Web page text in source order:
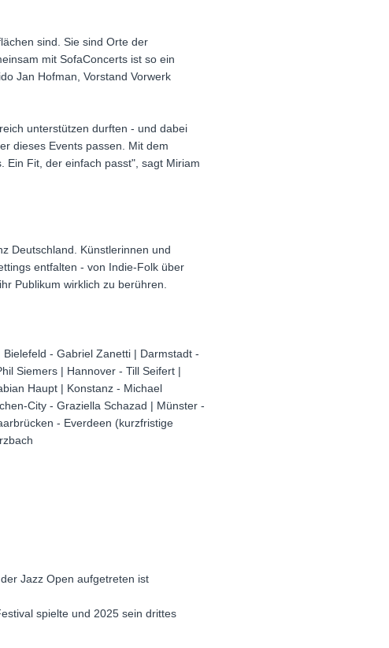
sind. Sie sind Orte der
mit SofaConcerts ist so ein
Jan Hofman, Vorstand Vorwerk
unterstützen durften - und dabei
dieses Events passen. Mit dem
Ein Fit, der einfach passt", sagt Miriam
Deutschland. Künstlerinnen und
entfalten - von Indie-Folk über
Publikum wirklich zu berühren.
- Gabriel Zanetti | Darmstadt -
Siemers | Hannover - Till Seifert |
Haupt | Konstanz - Michael
City - Graziella Schazad | Münster -
- Everdeen (kurzfristige
Jazz Open aufgetreten ist
spielte und 2025 sein drittes